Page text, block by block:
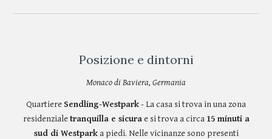
Posizione e dintorni
Monaco di Baviera, Germania
Quartiere Sendling-Westpark- La casa si trova in una zona
residenzialetranquilla e sicurae si trova a circa 15 minuti a
sud di Westparka piedi. Nelle vicinanze sono presenti